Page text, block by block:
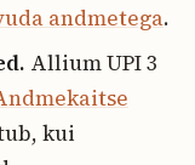
andmetega.
Allium UPI 3
kui